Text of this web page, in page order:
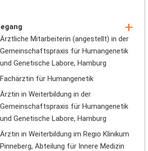
Ärztliche Mitarbeiterin (angestellt) in der
Gemeinschaftspraxis für Humangenetik
und Genetische Labore, Hamburg
Fachärztin für Humangenetik
Ärztin in Weiterbildung in der
Gemeinschaftspraxis für Humangenetik
und Genetische Labore, Hamburg
Ärztin in Weiterbildung im Regio Klinikum
Pinneberg, Abteilung für Innere Medizin